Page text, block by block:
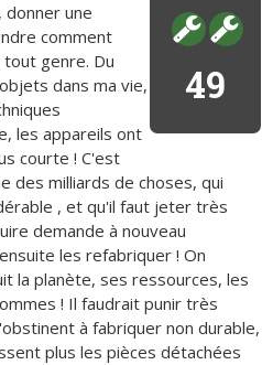
49
donner une
comment
genre. Du
dans ma vie,
les appareils ont
courte ! C'est
des milliards de choses, qui
, et qu'il faut jeter très
demande à nouveau
les refabriquer ! On
la planète, ses ressources, les
! Il faudrait punir très
à fabriquer non durable,
plus les pièces détachées